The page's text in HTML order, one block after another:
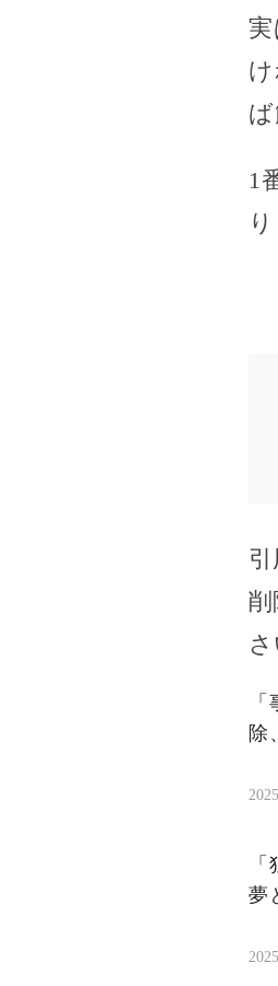
1
引
さ
除
夢